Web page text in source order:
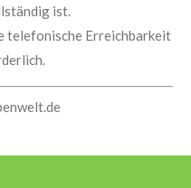
ist.
telefonische Erreichbarkeit